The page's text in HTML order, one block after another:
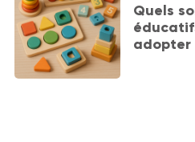
Quels
adopter